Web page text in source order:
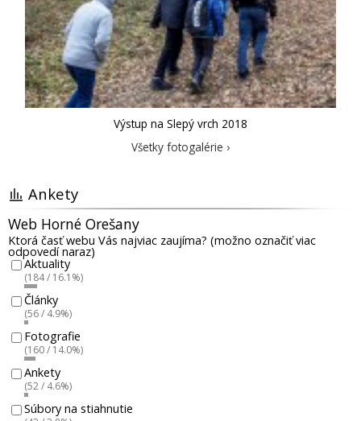
Výstup na Slepý vrch 2018
Všetky fotogalérie ›
Ankety
Web Horné Orešany
Ktorá časť webu Vás najviac zaujíma? (možno označiť viac
odpovedí naraz)
Aktuality
(184 / 16.1%)
Články
(56 / 4.9%)
Fotografie
(160 / 14.0%)
Ankety
(52 / 4.6%)
Súbory na stiahnutie